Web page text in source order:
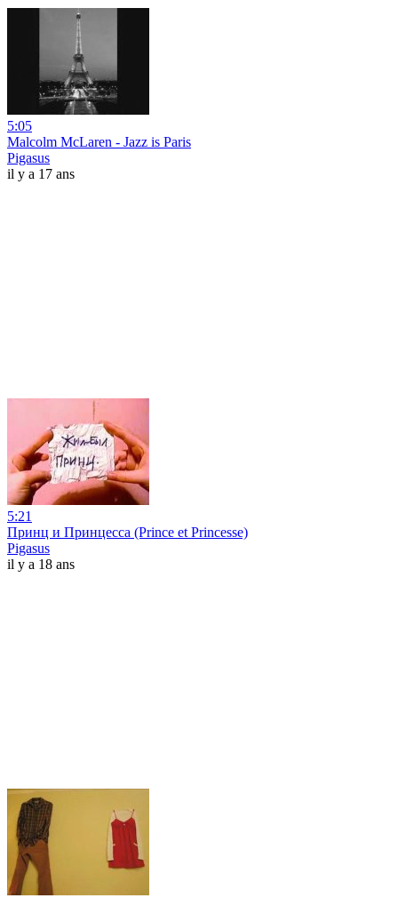
5:05
Malcolm McLaren - Jazz is Paris
Pigasus
il y a 17 ans
5:21
Принц и Принцесса (Prince et Princesse)
Pigasus
il y a 18 ans